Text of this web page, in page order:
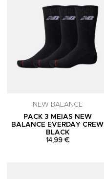
NEW BALANCE
PACK 3 MEIAS NEW
BALANCE EVERDAY CREW
BLACK
14,99 €